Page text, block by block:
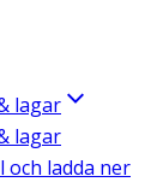
lagar
lagar
och ladda ner